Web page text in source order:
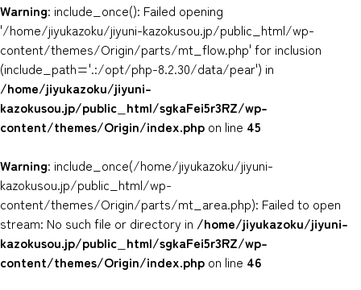
Warning: include_once(): Failed opening
'/home/jiyukazoku/jiyuni-kazokusou.jp/public_html/wp-
content/themes/Origin/parts/mt_flow.php' for inclusion
(include_path='.:/opt/php-8.2.30/data/pear') in
/home/jiyukazoku/jiyuni-
kazokusou.jp/public_html/sgkaFei5r3RZ/wp-
content/themes/Origin/index.php on line 45
Warning: include_once(/home/jiyukazoku/jiyuni-
kazokusou.jp/public_html/wp-
content/themes/Origin/parts/mt_area.php): Failed to open
stream: No such file or directory in /home/jiyukazoku/jiyuni-
kazokusou.jp/public_html/sgkaFei5r3RZ/wp-
content/themes/Origin/index.php on line 46